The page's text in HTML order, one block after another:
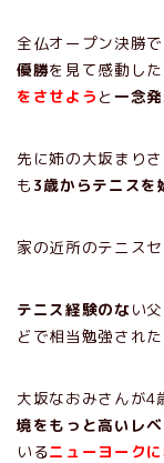
全仏オープン決勝
優勝を見て感動し
をさせよう と一念
先に姉の大坂まり
も 3歳からテニスを
家の近所のテニス
テニス経験のない
どで相当勉強された
大坂なおみさんが4
境をもっと高いレ
いるニューヨーク